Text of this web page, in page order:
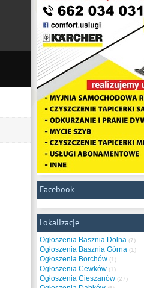
Facebook
Lokalizacje
Ogłoszenia Basznia Dolna (7)
Ogłoszenia Basznia Górna (1)
Ogłoszenia Borchów (1)
Ogłoszenia Cewków (1)
Ogłoszenia Cieszanów (27)